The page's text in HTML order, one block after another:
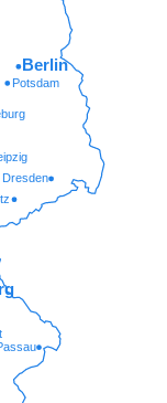
Dresden
Potsdam
Berlin